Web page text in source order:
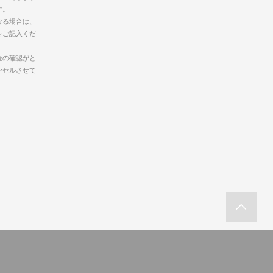
場合は、
ご記入くだ
確認がと
セルさせて